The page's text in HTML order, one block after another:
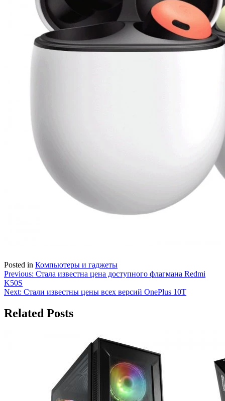
Posted in Компьютеры и гаджеты
Навигация
по
Previous: Стала известна цена доступного флагмана Redmi
K50S
Next: Стали известны цены всех версий OnePlus 10T
Related Posts